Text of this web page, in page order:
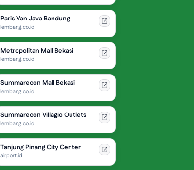
Paris Van Java Bandung
lembang.co.id
Metropolitan Mall Bekasi
lembang.co.id
Summarecon Mall Bekasi
lembang.co.id
Summarecon Villagio Outlets
lembang.co.id
Tanjung Pinang City Center
airport.id